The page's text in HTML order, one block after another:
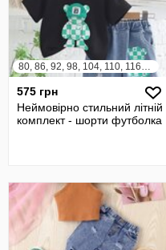
80, 86, 92, 98, 104, 110, 116, 122
575 грн
Неймовірно стильний літній
комплект - шорти футболка